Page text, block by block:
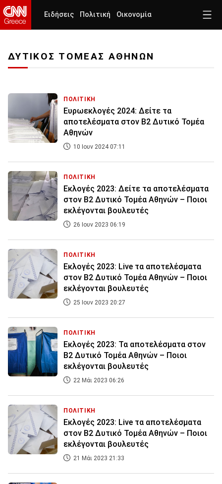
Ειδήσεις Πολιτική Οικονομία
ΔΥΤΙΚΟΣ ΤΟΜΕΑΣ ΑΘΗΝΩΝ
ΠΟΛΙΤΙΚΗ
Ευρωεκλογές 2024: Δείτε τα
αποτελέσματα στον Β2 Δυτικό Τομέα
Αθηνών
10 Ιουν 2024 07:11
ΠΟΛΙΤΙΚΗ
Εκλογές 2023: Δείτε τα αποτελέσματα
στον Β2 Δυτικό Τομέα Αθηνών – Ποιοι
εκλέγονται βουλευτές
26 Ιουν 2023 06:19
ΠΟΛΙΤΙΚΗ
Εκλογές 2023: Live τα αποτελέσματα
στον Β2 Δυτικό Τομέα Αθηνών – Ποιοι
εκλέγονται βουλευτές
25 Ιουν 2023 20:27
ΠΟΛΙΤΙΚΗ
Εκλογές 2023: Τα αποτελέσματα στον
Β2 Δυτικό Τομέα Αθηνών – Ποιοι
εκλέγονται βουλευτές
22 Μάι 2023 06:26
ΠΟΛΙΤΙΚΗ
Εκλογές 2023: Live τα αποτελέσματα
στον Β2 Δυτικό Τομέα Αθηνών – Ποιοι
εκλέγονται βουλευτές
21 Μάι 2023 21:33